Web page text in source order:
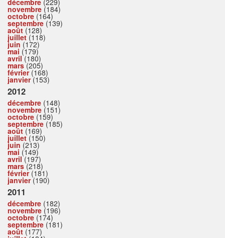
décembre (229)
novembre (184)
octobre (164)
septembre (139)
août (128)
juillet(118)
juin (172)
mai (179)
avril(180)
mars(205)
février(168)
janvier(153)
2012
décembre (148)
novembre (151)
octobre (159)
septembre (185)
août (169)
juillet(150)
juin (213)
mai (149)
avril(197)
mars(218)
février(181)
janvier(190)
2011
décembre (182)
novembre (196)
octobre (174)
septembre (181)
août (177)